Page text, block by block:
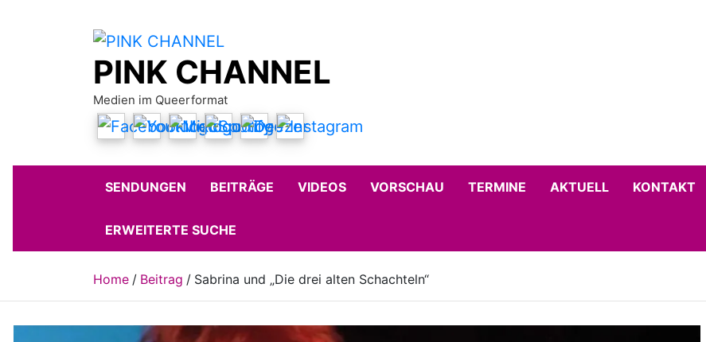
PINK CHANNEL
Medien im Queerformat
SENDUNGEN BEITRÄGE VIDEOS VORSCHAU TERMINE AKTUELL KONTAKT
ERWEITERTE SUCHE
Home Beitrag Sabrina und „Die drei alten Schachteln“